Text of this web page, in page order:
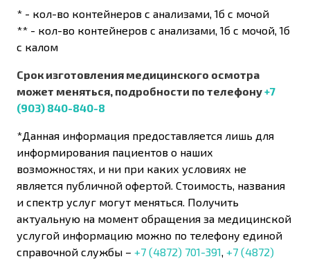
* - кол-во контейнеров с анализами, 1б с мочой
** - кол-во контейнеров с анализами, 1б с мочой, 1б
с калом
Срок изготовления медицинского осмотра
может меняться, подробности по телефону+7
(903) 840-840-8
*Данная информация предоставляется лишь для
информирования пациентов о наших
возможностях, и ни при каких условиях не
является публичной офертой. Стоимость, названия
и спектр услуг могут меняться. Получить
актуальную на момент обращения за медицинской
услугой информацию можно по телефону единой
справочной службы – +7 (4872) 701-391, +7 (4872)